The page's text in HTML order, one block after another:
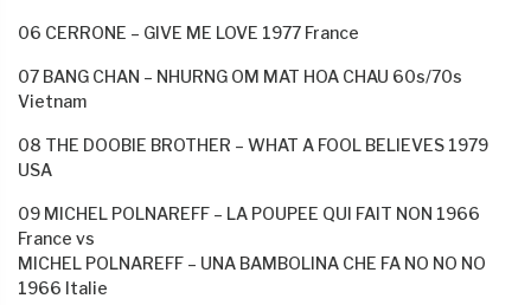
06 CERRONE – GIVE ME LOVE 1977 France
07 BANG CHAN – NHURNG OM MAT HOA CHAU 60s/70s
Vietnam
08 THE DOOBIE BROTHER – WHAT A FOOL BELIEVES 1979
USA
09 MICHEL POLNAREFF – LA POUPEE QUI FAIT NON 1966
France vs
MICHEL POLNAREFF – UNA BAMBOLINA CHE FA NO NO NO
1966 Italie